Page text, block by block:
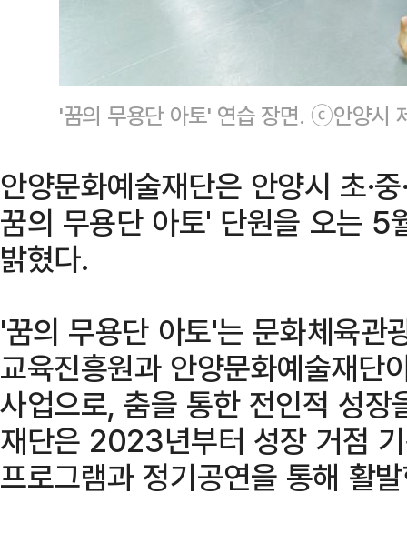
'꿈의 무용단 아토' 연습 장면. ⓒ안양시
안양문화예술재단은 안양시 초·
꿈의 무용단 아토' 단원을 오는
밝혔다.
'꿈의 무용단 아토'는 문화체육관
교육진흥원과 안양문화예술재단
사업으로, 춤을 통한 전인적 성
재단은 2023년부터 성장 거점
프로그램과 정기공연을 통해 활